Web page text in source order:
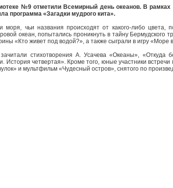
№9 отметили Всемирный день океанов. В
программа «Загадки мудрого кита».
моря, чьи названия происходят от какого-либо цвета,
океан, попытались проникнуть в тайну Бермудского
«Кто живет под водой?», а также сыграли в игру «Море
стихотворения А. Усачева «Океаны», «Откуда
История четвертая». Кроме того, юные участники
и мультфильм «Чудесный остров», снятого по